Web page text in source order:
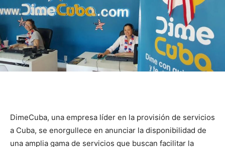
DimeCuba, una empresa líder en la provisión de servicios
a Cuba, se enorgullece en anunciar la disponibilidad de
una amplia gama de servicios que buscan facilitar la